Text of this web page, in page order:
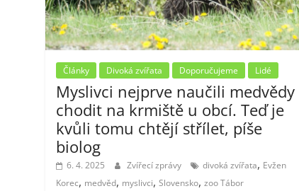
Články Divoká zvířata Doporučujeme Lidé
Myslivci nejprve naučili medvědy
chodit na krmiště u obcí. Teď je
kvůli tomu chtějí střílet, píše
biolog
6. 4. 2025 Zvířecí zprávy divoká zvířata, Evžen
Korec, medvěd, myslivci,Slovensko,zoo Tábor